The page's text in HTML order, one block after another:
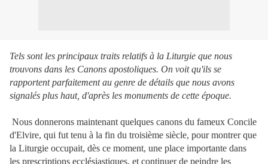
Tels sont les principaux traits relatifs à la Liturgie que nous
trouvons dans les Canons apostoliques. On voit qu'ils se
rapportent parfaitement au genre de détails que nous avons
signalés plus haut, d'après les monuments de cette époque.
Nous donnerons maintenant quelques canons du fameux Concile
d'Elvire, qui fut tenu à la fin du troisième siècle, pour montrer que
la Liturgie occupait, dès ce moment, une place importante dans
les prescriptions ecclésiastiques, et continuer de peindre les